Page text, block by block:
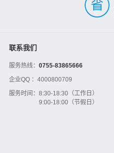
联系我们
服务热线： 0755-83865666
企业QQ ： 4000800709
服务时间： 8:30-18:30（工作日）
9:00-18:00（节假日）